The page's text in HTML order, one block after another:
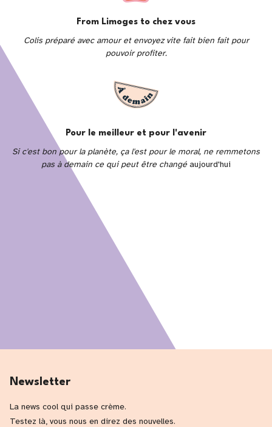
From Limoges to chez vous
Colis préparé avec amour et envoyez vite fait bien fait pour
pouvoir profiter.
Pour le meilleur et pour l'avenir
Si c'est bon pour la planète, ça l'est pour le moral, ne remmetons
pas à demain ce qui peut être changéaujourd'hui
Newsletter
La news cool qui passe crème.
Testez là, vous nous en direz des nouvelles.